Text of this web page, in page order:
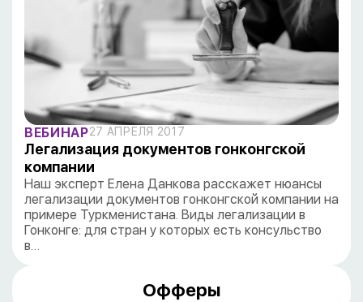
ВЕБИНАР27 АПРЕЛЯ 2017
Легализация документов гонконгской
компании
Наш эксперт Елена Данкова расскажет нюансы
легализации документов гонконгской компании на
примере Туркменистана. Виды легализации в
Гонконге: для стран у которых есть консульство
в…
Офферы